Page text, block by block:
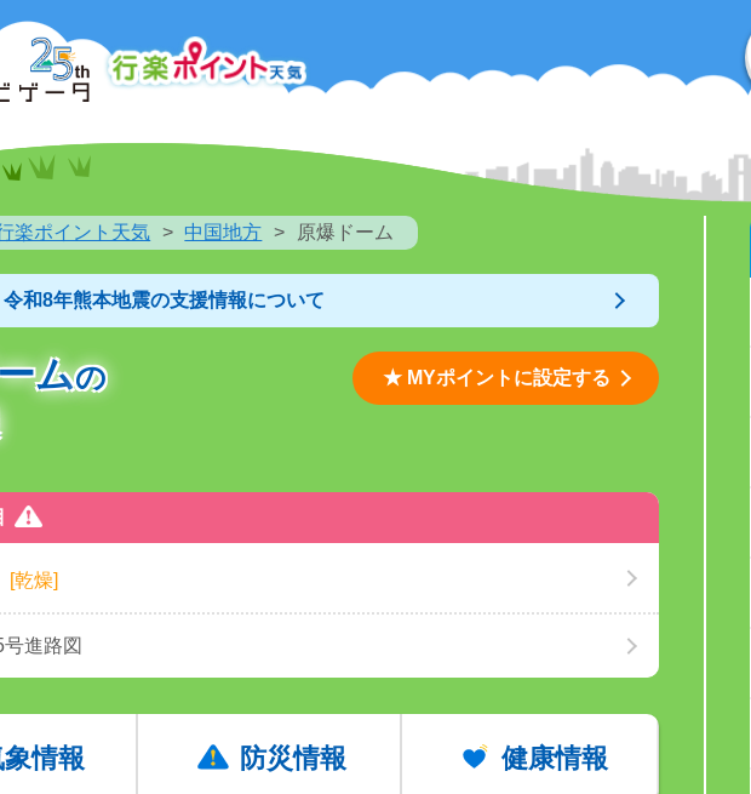
楽ポイント天気 中国地方 原爆ドーム
令和8年熊本地震の支援情報について
ムの
★ MYポイントに設定する
[乾燥]
進路図
情報 防災情報 健康情報